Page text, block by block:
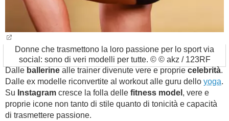
Donne che trasmettono la loro passione per lo sport via
social: sono di veri modelli per tutte. © © akz / 123RF
Dalle ballerine alle trainer divenute vere e proprie celebrità.
Dalle ex modelle riconvertite al workout alle guru dello yoga.
Su Instagram cresce la folla delle fitness model , vere e
proprie icone non tanto di stile quanto di tonicità e capacità
di trasmettere passione.